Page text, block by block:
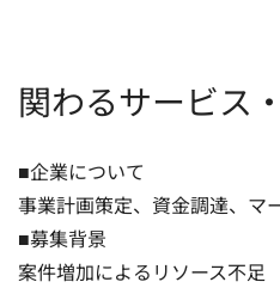
関わるサービス
■企業について
事業計画策定、資金調達、マ
■募集背景
案件増加によるリソース不足